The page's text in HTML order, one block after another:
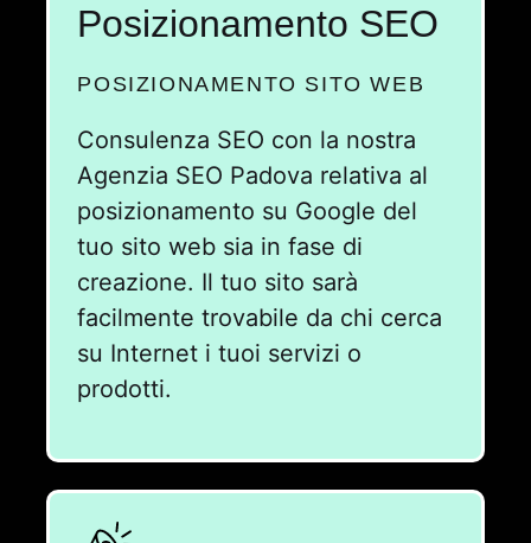
Posizionamento SEO
POSIZIONAMENTO SITO WEB
Consulenza SEO con la nostra
Agenzia SEO Padova relativa al
posizionamento su Google del
tuo sito web sia in fase di
creazione. Il tuo sito sarà
facilmente trovabile da chi cerca
su Internet i tuoi servizi o
prodotti.